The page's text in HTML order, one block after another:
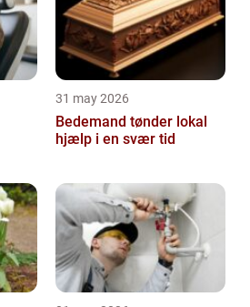
31 may 2026
Bedemand tønder lokal
hjælp i en svær tid